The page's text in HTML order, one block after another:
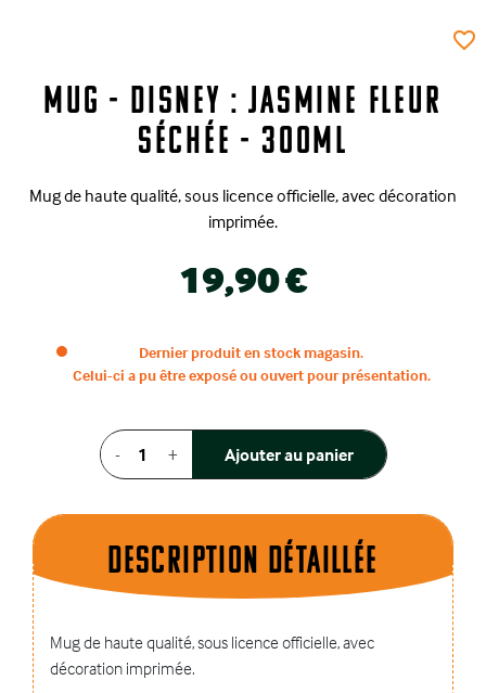
Mug - Disney : Jasmine Fleur
Séchée - 300ml
Mug de haute qualité, sous licence officielle, avec décoration
imprimée.
19,90 €
Dernier produit en stock magasin.
Celui-ci a pu être exposé ou ouvert pour présentation.
- + Ajouter au panier
favorite_border
Description dÉtaillÉe
Mug de haute qualité, sous licence officielle, avec
décoration imprimée.